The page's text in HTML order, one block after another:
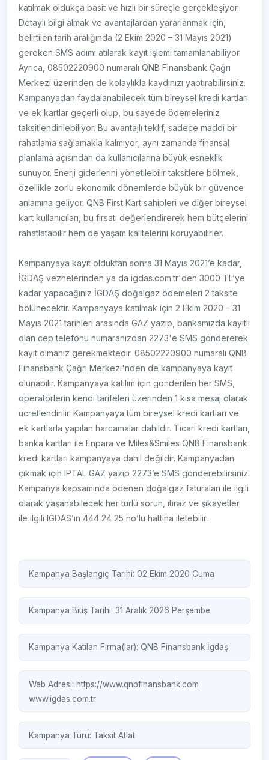
katılmak oldukça basit ve hızlı bir süreçle gerçekleşiyor.
Detaylı bilgi almak ve avantajlardan yararlanmak için,
belirtilen tarih aralığında (2 Ekim 2020 – 31 Mayıs 2021)
gereken SMS adımı atılarak kayıt işlemi tamamlanabiliyor.
Ayrıca, 08502220900 numaralı QNB Finansbank Çağrı
Merkezi üzerinden de kolaylıkla kaydınızı yaptırabilirsiniz.
Kampanyadan faydalanabilecek tüm bireysel kredi kartları
ve ek kartlar geçerli olup, bu sayede ödemeleriniz
taksitlendirilebiliyor. Bu avantajlı teklif, sadece maddi bir
rahatlama sağlamakla kalmıyor; aynı zamanda finansal
planlama açısından da kullanıcılarına büyük esneklik
sunuyor. Enerji giderlerini yönetilebilir taksitlere bölmek,
özellikle zorlu ekonomik dönemlerde büyük bir güvence
anlamına geliyor. QNB First Kart sahipleri ve diğer bireysel
kart kullanıcıları, bu fırsatı değerlendirerek hem bütçelerini
rahatlatabilir hem de yaşam kalitelerini koruyabilirler.
Kampanyaya kayıt olduktan sonra 31 Mayıs 2021’e kadar,
İGDAŞ veznelerinden ya da igdas.com.tr'den 3000 TL’ye
kadar yapacağınız İGDAŞ doğalgaz ödemeleri 2 taksite
bölünecektir. Kampanyaya katılmak için 2 Ekim 2020 – 31
Mayıs 2021 tarihleri arasında GAZ yazıp, bankamızda kayıtlı
olan cep telefonu numaranızdan 2273'e SMS göndererek
kayıt olmanız gerekmektedir. 08502220900 numaralı QNB
Finansbank Çağrı Merkezi'nden de kampanyaya kayıt
olunabilir. Kampanyaya katılım için gönderilen her SMS,
operatörlerin kendi tarifeleri üzerinden 1 kısa mesaj olarak
ücretlendirilir. Kampanyaya tüm bireysel kredi kartları ve
ek kartlarla yapılan harcamalar dahildir. Ticari kredi kartları,
banka kartları ile Enpara ve Miles&Smiles QNB Finansbank
kredi kartları kampanyaya dahil değildir. Kampanyadan
çıkmak için IPTAL GAZ yazıp 2273’e SMS gönderebilirsiniz.
Kampanya kapsamında ödenen doğalgaz faturaları ile ilgili
olarak yaşanabilecek her türlü sorun, itiraz ve şikayetler
ile ilgili IGDAS’ın 444 24 25 no’lu hattına iletebilir.
Kampanya Başlangıç Tarihi: 02 Ekim 2020 Cuma
Kampanya Bitiş Tarihi: 31 Aralık 2026 Perşembe
Kampanya Katılan Firma(lar):QNB Finansbank İgdaş
Web Adresi:https://www.qnbfinansbank.com
www.igdas.com.tr
Kampanya Türü: Taksit Atlat